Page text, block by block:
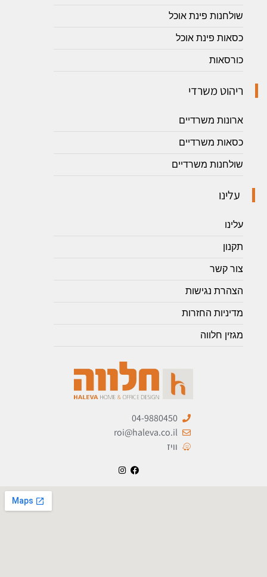
שולחנות פינת אוכל
כסאות פינת אוכל
כורסאות
ריהוט משרדי
ארונות משרדיים
כסאות משרדיים
שולחנות משרדיים
עלינו
עלינו
תקנון
צור קשר
הצהרת נגישות
מדיניות החזרות
מגזין חלווה
04-9880450
roi@haleva.co.il
וויז